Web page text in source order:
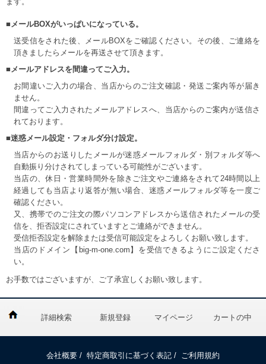
■メールBOXがいっぱいになっている。
送受信をされた後、メールBOXをご確認ください。その後、ご連絡を
頂きましたらメールを再送させて頂きます。
■メールアドレスを間違ってご入力。
お間違いご入力の場合、当店からのご注文確認・発送ご案内等が届き
ません。
間違ってご入力されたメールアドレスへ、当店からのご案内が送信さ
れております。
■迷惑メール設定・フォルダ分け設定。
当店からのお送りしたメールが迷惑メールフォルダ・別フォルダ等へ
自動振り分けされてしまっている可能性がございます。
当店の、休日・営業時間外を除きご注文やご連絡をされて24時間以上
経過しても当店より返答が無い場合、迷惑メールフォルダ等を一度ご
確認ください。
又、携帯でのご注文の際パソコンアドレスから送信されたメールの受
信を、拒否設定にされていますとご連絡ができません。
受信拒否設定を解除または受信可能設定をよろしくお願い致します。
当店のドメイン【big-m-one.com】を受信できるようにご設定くださ
い。
お手数ではございますが、ご了承宜しくお願い致します。
詳細検索 新規登録 マイページ カートの中
会社概要 / 特定商取引に基づく表記 / ご利用規約